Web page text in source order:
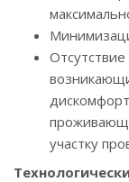
участку